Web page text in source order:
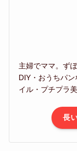
主婦でママ。ず
DIY・おうちパ
イル・プチプラ
長